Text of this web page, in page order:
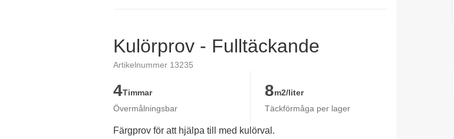
Kulörprov - Fulltäckande
Artikelnummer 13235
4Timmar
Övermålningsbar
8m2/liter
Täckförmåga per lager
Färgprov för att hjälpa till med kulörval.